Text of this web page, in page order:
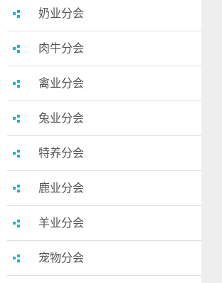
奶业分会
肉牛分会
禽业分会
兔业分会
特养分会
鹿业分会
羊业分会
宠物分会